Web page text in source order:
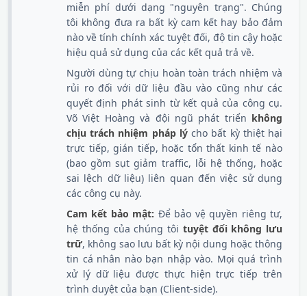
miễn phí dưới dạng "nguyên trạng". Chúng
tôi không đưa ra bất kỳ cam kết hay bảo đảm
nào về tính chính xác tuyệt đối, độ tin cậy hoặc
hiệu quả sử dụng của các kết quả trả về.
Người dùng tự chịu hoàn toàn trách nhiệm và
rủi ro đối với dữ liệu đầu vào cũng như các
quyết định phát sinh từ kết quả của công cụ.
Võ Việt Hoàng và đội ngũ phát triển không
chịu trách nhiệm pháp lýcho bất kỳ thiệt hại
trực tiếp, gián tiếp, hoặc tổn thất kinh tế nào
(bao gồm sụt giảm traffic, lỗi hệ thống, hoặc
sai lệch dữ liệu) liên quan đến việc sử dụng
các công cụ này.
Cam kết bảo mật: Để bảo vệ quyền riêng tư,
hệ thống của chúng tôi tuyệt đối không lưu
trữ, không sao lưu bất kỳ nội dung hoặc thông
tin cá nhân nào bạn nhập vào. Mọi quá trình
xử lý dữ liệu được thực hiện trực tiếp trên
trình duyệt của bạn (Client-side).